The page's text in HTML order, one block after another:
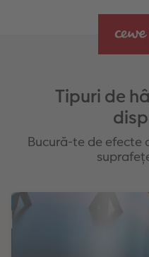
Editabilă cu până
Tipuri de
Bucură-te de efecte